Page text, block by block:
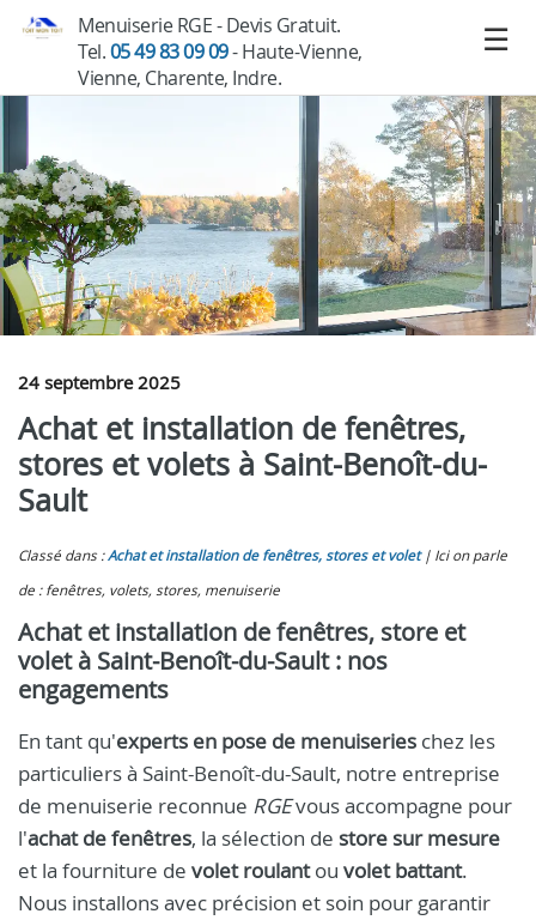
Menuiserie RGE - Devis Gratuit.
Tel.05 49 83 09 09- Haute-Vienne,
Vienne, Charente, Indre.
24 septembre 2025
Achat et installation de fenêtres,
stores et volets à Saint-Benoît-du-
Sault
Classé dans :Achat et installation de fenêtres, stores et volet
Ici on parle
de : fenêtres, volets, stores, menuiserie
Achat et installation de fenêtres, store et
volet à Saint-Benoît-du-Sault : nos
engagements
En tant qu'experts en pose de menuiseries chez les
particuliers à Saint-Benoît-du-Sault, notre entreprise
de menuiserie reconnue RGEvous accompagne pour
l'achat de fenêtres, la sélection de store sur mesure
et la fourniture de volet roulantou volet battant.
Nous installons avec précision et soin pour garantir